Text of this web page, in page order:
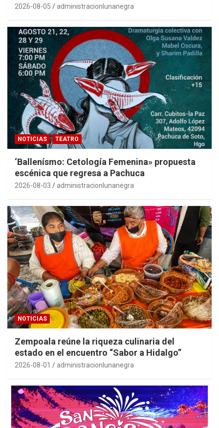
2026-08-05 administracionlunanegra
NOTICIAS TEATRO
‘Ballenísmo: Cetología Femenina» propuesta
escénica que regresa a Pachuca
2026-08-03 administracionlunanegra
NOTICIAS
Zempoala reúne la riqueza culinaria del
estado en el encuentro “Sabor a Hidalgo”
2026-08-01 administracionlunanegra